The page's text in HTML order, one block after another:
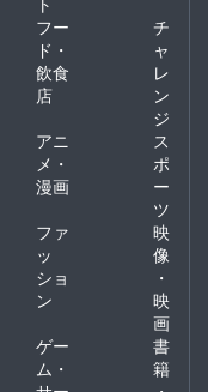
フー
ド・
飲食
店
チ
ャ
レ
ン
ジ
アニ
メ・
漫画
ス
ポ
ー
ツ
ファ
ッ
ショ
ン
映
像
・
映
画
ゲー
ム・
書
籍